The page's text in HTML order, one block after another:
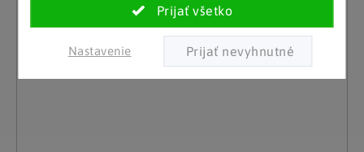
Nastavenie